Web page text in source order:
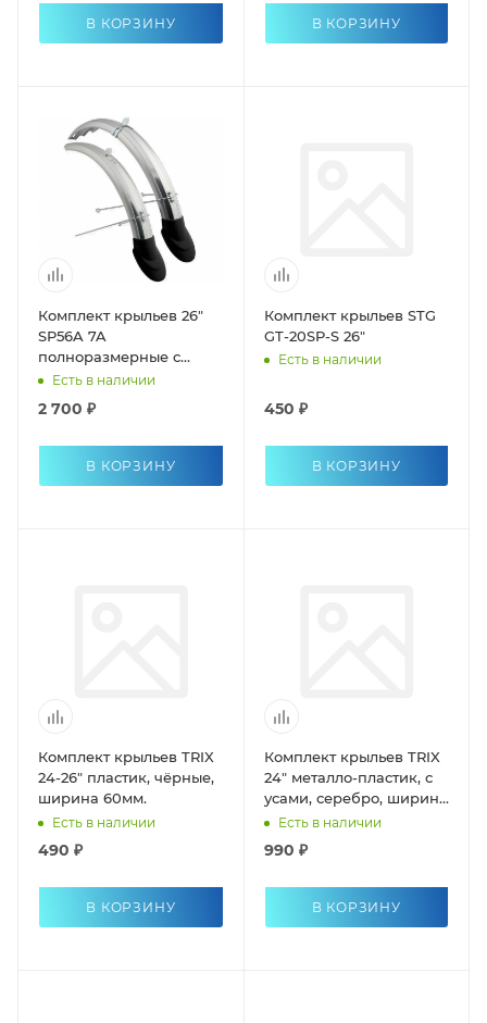
В КОРЗИНУ В КОРЗИНУ
Комплект крыльев 26"
SP56A 7A
полноразмерные с
брызговиками
Есть в наличии
2 700 ₽
В КОРЗИНУ
Комплект крыльев STG
GT-20SP-S 26"
Есть в наличии
450 ₽
В КОРЗИНУ
Комплект крыльев TRIX
24-26" пластик, чёрные,
ширина 60мм.
Есть в наличии
490 ₽
В КОРЗИНУ
Комплект крыльев TRIX
24" металло-пластик, с
усами, серебро, ширина
60мм.
Есть в наличии
990 ₽
В КОРЗИНУ